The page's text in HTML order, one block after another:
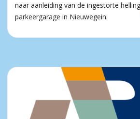
naar aanleiding van de ingestorte
parkeergarage in Nieuwegein.